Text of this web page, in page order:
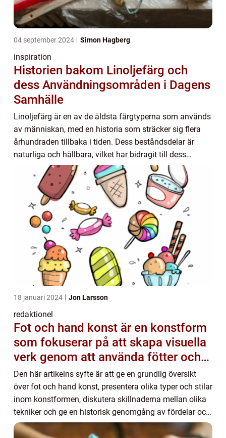
04 september 2024 Simon Hagberg
inspiration
Historien bakom Linoljefärg och
dess Användningsområden i Dagens
Samhälle
Linoljefärg är en av de äldsta färgtyperna som används
av människan, med en historia som sträcker sig flera
århundraden tillbaka i tiden. Dess beståndsdelar är
naturliga och hållbara, vilket har bidragit till dess
långvariga popularitet, särskilt ino...
18 januari 2024 Jon Larsson
redaktionel
Fot och hand konst är en konstform
som fokuserar på att skapa visuella
verk genom att använda fötter och
händer istället för mer traditionella
verktyg som penslar eller verktyg
Den här artikelns syfte är att ge en grundlig översikt
över fot och hand konst, presentera olika typer och stilar
inom konstformen, diskutera skillnaderna mellan olika
tekniker och ge en historisk genomgång av fördelar och
nackdelar. Översikt över fo...